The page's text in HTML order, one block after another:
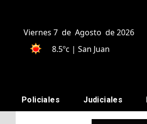
Viernes 7 de Agosto de 2026
8.5ºc | San Juan
Policiales Judiciales